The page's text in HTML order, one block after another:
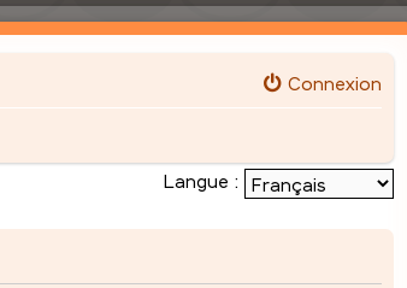
Connexion
Langue :